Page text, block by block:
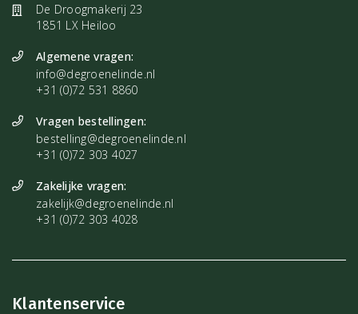
De Droogmakerij 23
1851 LX Heiloo
Algemene vragen:
info@degroenelinde.nl
+31 (0)72 531 8860
Vragen bestellingen:
bestelling@degroenelinde.nl
+31 (0)72 303 4027
Zakelijke vragen:
zakelijk@degroenelinde.nl
+31 (0)72 303 4028
Klantenservice